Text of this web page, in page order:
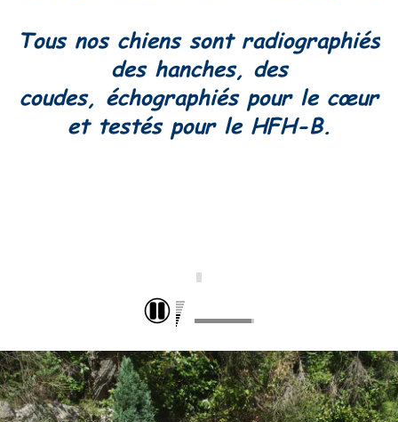
Tous nos chiens sont radiographiés
des hanches, des
coudes, échographiés pour le cœur
et testés pour le HFH-B.